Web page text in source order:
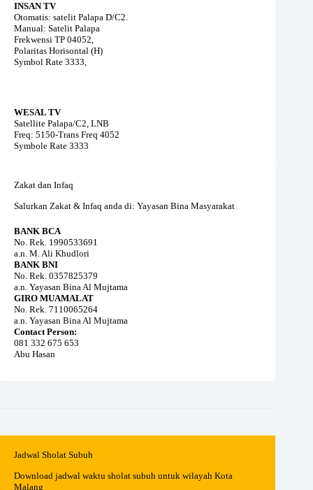
INSAN TV
Otomatis: satelit Palapa D/C2.
Manual: Satelit Palapa
Frekwensi TP 04052,
Polaritas Horisontal (H)
Symbol Rate 3333,
WESAL TV
Satellite Palapa/C2, LNB
Freq: 5150-Trans Freq 4052
Symbole Rate 3333
Zakat dan Infaq
Salurkan Zakat & Infaq anda di: Yayasan Bina Masyarakat
BANK BCA
No. Rek. 1990533691
a.n. M. Ali Khudlori
BANK BNI
No. Rek. 0357825379
a.n. Yayasan Bina Al Mujtama
GIRO MUAMALAT
No. Rek. 7110065264
a.n. Yayasan Bina Al Mujtama
Contact Person:
081 332 675 653
Abu Hasan
Jadwal Sholat Subuh
Download jadwal waktu sholat subuh untuk wilayah Kota
Malang